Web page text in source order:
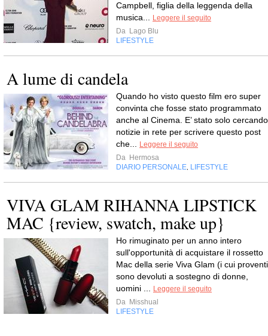
Campbell, figlia della leggenda della
musica...
Leggere il seguito
Da Lago Blu
LIFESTYLE
A lume di candela
Quando ho visto questo film ero super
convinta che fosse stato programmato
anche al Cinema. E’ stato solo cercando
notizie in rete per scrivere questo post
che...
Leggere il seguito
Da Hermosa
DIARIO PERSONALE LIFESTYLE
VIVA GLAM RIHANNA LIPSTICK
MAC {review, swatch, make up}
Ho rimuginato per un anno intero
sull'opportunità di acquistare il rossetto
Mac della serie Viva Glam (i cui proventi
sono devoluti a sostegno di donne,
uomini ...
Leggere il seguito
Da Misshual
LIFESTYLE